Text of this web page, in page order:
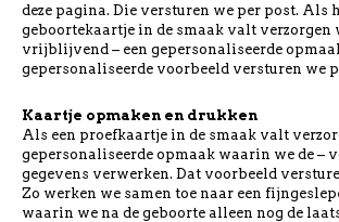
deze pagina. Die versturen we per post. Als
geboortekaartje in de smaak valt verzorgen
vrijblijvend – een gepersonaliseerde
gepersonaliseerde voorbeeld versturen we
Kaartje opmaken en drukken
Als een proefkaartje in de smaak valt
gepersonaliseerde opmaak waarin we de –
gegevens verwerken. Dat voorbeeld
Zo werken we samen toe naar een
waarin we na de geboorte alleen nog de